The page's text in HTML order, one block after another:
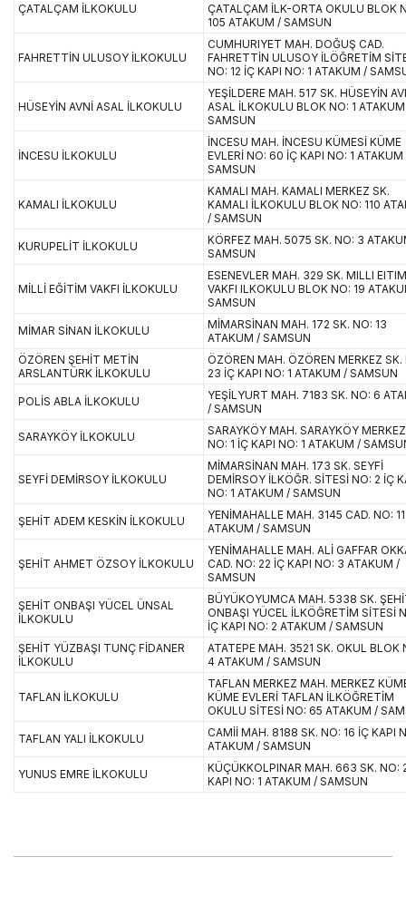
ÇATALÇAM İLKOKULU
ÇATALÇAM İLK-ORTA OKULU BLOK
105 ATAKUM / SAMSUN
FAHRETTİN ULUSOY İLKOKULU
CUMHURIYET MAH. DOĞUŞ CAD.
FAHRETTİN ULUSOY İLÖĞRETİM
NO: 12 İÇ KAPI NO: 1 ATAKUM /
HÜSEYİN AVNİ ASAL İLKOKULU
YEŞİLDERE MAH. 517 SK. HÜSEYİN
ASAL İLKOKULU BLOK NO: 1
SAMSUN
İNCESU İLKOKULU
İNCESU MAH. İNCESU KÜMESİ KÜME
EVLERİ NO: 60 İÇ KAPI NO: 1 ATAKUM
SAMSUN
KAMALI İLKOKULU
KAMALI MAH. KAMALI MERKEZ SK.
KAMALI İLKOKULU BLOK NO: 110
/ SAMSUN
KURUPELİT İLKOKULU
KÖRFEZ MAH. 5075 SK. NO: 3
SAMSUN
MİLLİ EĞİTİM VAKFI İLKOKULU
ESENEVLER MAH. 329 SK. MILLI EITIM
VAKFI ILKOKULU BLOK NO: 19
SAMSUN
MİMAR SİNAN İLKOKULU
MİMARSİNAN MAH. 172 SK. NO: 13
ATAKUM / SAMSUN
ÖZÖREN ŞEHİT METİN
ARSLANTÜRK İLKOKULU
ÖZÖREN MAH. ÖZÖREN MERKEZ SK.
23 İÇ KAPI NO: 1 ATAKUM / SAMSUN
POLİS ABLA İLKOKULU
YEŞİLYURT MAH. 7183 SK. NO: 6
/ SAMSUN
SARAYKÖY İLKOKULU
SARAYKÖY MAH. SARAYKÖY
NO: 1 İÇ KAPI NO: 1 ATAKUM /
SEYFİ DEMİRSOY İLKOKULU
MİMARSİNAN MAH. 173 SK. SEYFİ
DEMİRSOY İLKÖĞR. SİTESİ NO: 2 İÇ
NO: 1 ATAKUM / SAMSUN
ŞEHİT ADEM KESKİN İLKOKULU
YENİMAHALLE MAH. 3145 CAD. NO: 11
ATAKUM / SAMSUN
ŞEHİT AHMET ÖZSOY İLKOKULU
YENİMAHALLE MAH. ALİ GAFFAR
CAD. NO: 22 İÇ KAPI NO: 3 ATAKUM /
SAMSUN
ŞEHİT ONBAŞI YÜCEL ÜNSAL
İLKOKULU
BÜYÜKOYUMCA MAH. 5338 SK.
ONBAŞI YÜCEL İLKÖĞRETİM SİTESİ
İÇ KAPI NO: 2 ATAKUM / SAMSUN
ŞEHİT YÜZBAŞI TUNÇ FİDANER
İLKOKULU
ATATEPE MAH. 3521 SK. OKUL BLOK
4 ATAKUM / SAMSUN
TAFLAN İLKOKULU
TAFLAN MERKEZ MAH. MERKEZ
KÜME EVLERİ TAFLAN İLKÖĞRETİM
OKULU SİTESİ NO: 65 ATAKUM /
TAFLAN YALI İLKOKULU
CAMİİ MAH. 8188 SK. NO: 16 İÇ KAPI
ATAKUM / SAMSUN
YUNUS EMRE İLKOKULU
KÜÇÜKKOLPINAR MAH. 663 SK. NO:
KAPI NO: 1 ATAKUM / SAMSUN